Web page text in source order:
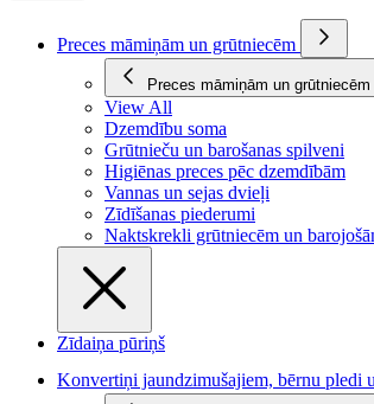
Preces māmiņām un grūtniecēm
Preces māmiņām un grūtniecēm
View All
Dzemdību soma
Grūtnieču un barošanas spilveni
Higiēnas preces pēc dzemdībām
Vannas un sejas dvieļi
Zīdīšanas piederumi
Naktskrekli grūtniecēm un
Zīdaiņa pūriņš
Konvertiņi jaundzimušajiem, bērnu pledi